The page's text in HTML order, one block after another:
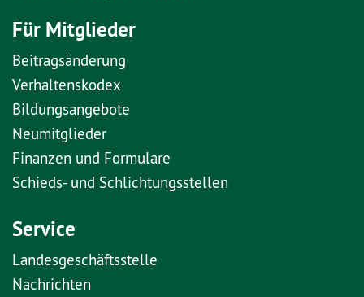
Für Mitglieder
Beitragsänderung
Verhaltenskodex
Bildungsangebote
Neumitglieder
Finanzen und Formulare
Schieds- und Schlichtungsstellen
Service
Landesgeschäftsstelle
Nachrichten